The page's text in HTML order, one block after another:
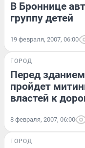
В Броннице
группу детей
19 февраля, 2007, 06:00
ГОРОД
Перед
пройдет
властей к
8 февраля, 2007, 06:00
ГОРОД